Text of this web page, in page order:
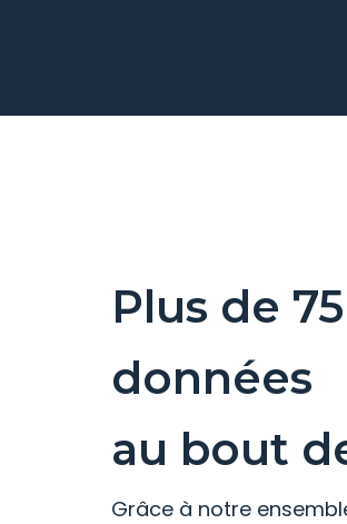
Plus de
données
au bout
Grâce à notre